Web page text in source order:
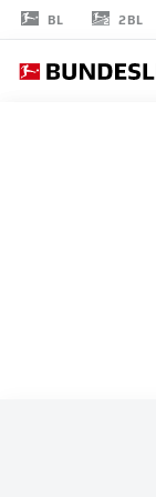
BL 2BL